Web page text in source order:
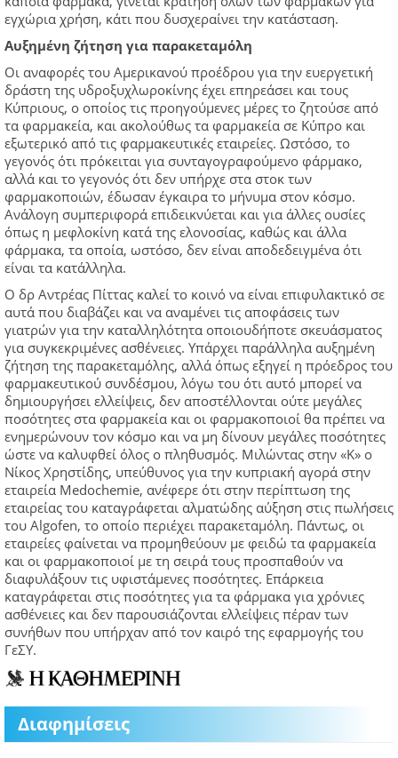
εγχώρια χρήση, κάτι που δυσχεραίνει την κατάσταση.
Αυξημένη ζήτηση για παρακεταμόλη
Οι αναφορές του Αμερικανού προέδρου για την ευεργετική
δράστη της υδροξυχλωροκίνης έχει επηρεάσει και τους
Κύπριους, ο οποίος τις προηγούμενες μέρες το ζητούσε από
τα φαρμακεία, και ακολούθως τα φαρμακεία σε Κύπρο και
εξωτερικό από τις φαρμακευτικές εταιρείες. Ωστόσο, το
γεγονός ότι πρόκειται για συνταγογραφούμενο φάρμακο,
αλλά και το γεγονός ότι δεν υπήρχε στα στοκ των
φαρμακοποιών, έδωσαν έγκαιρα το μήνυμα στον κόσμο.
Ανάλογη συμπεριφορά επιδεικνύεται και για άλλες ουσίες
όπως η μεφλοκίνη κατά της ελονοσίας, καθώς και άλλα
φάρμακα, τα οποία, ωστόσο, δεν είναι αποδεδειγμένα ότι
είναι τα κατάλληλα.
Ο δρ Αντρέας Πίττας καλεί το κοινό να είναι επιφυλακτικό σε
αυτά που διαβάζει και να αναμένει τις αποφάσεις των
γιατρών για την καταλληλότητα οποιουδήποτε σκευάσματος
για συγκεκριμένες ασθένειες. Υπάρχει παράλληλα αυξημένη
ζήτηση της παρακεταμόλης, αλλά όπως εξηγεί η πρόεδρος του
φαρμακευτικού συνδέσμου, λόγω του ότι αυτό μπορεί να
δημιουργήσει ελλείψεις, δεν αποστέλλονται ούτε μεγάλες
ποσότητες στα φαρμακεία και οι φαρμακοποιοί θα πρέπει να
ενημερώνουν τον κόσμο και να μη δίνουν μεγάλες ποσότητες
ώστε να καλυφθεί όλος ο πληθυσμός. Μιλώντας στην «Κ» ο
Νίκος Χρηστίδης, υπεύθυνος για την κυπριακή αγορά στην
εταιρεία Medochemie, ανέφερε ότι στην περίπτωση της
εταιρείας του καταγράφεται αλματώδης αύξηση στις πωλήσεις
του Algofen, το οποίο περιέχει παρακεταμόλη. Πάντως, οι
εταιρείες φαίνεται να προμηθεύουν με φειδώ τα φαρμακεία
και οι φαρμακοποιοί με τη σειρά τους προσπαθούν να
διαφυλάξουν τις υφιστάμενες ποσότητες. Επάρκεια
καταγράφεται στις ποσότητες για τα φάρμακα για χρόνιες
ασθένειες και δεν παρουσιάζονται ελλείψεις πέραν των
συνήθων που υπήρχαν από τον καιρό της εφαρμογής του
ΓεΣΥ.
Διαφημίσεις